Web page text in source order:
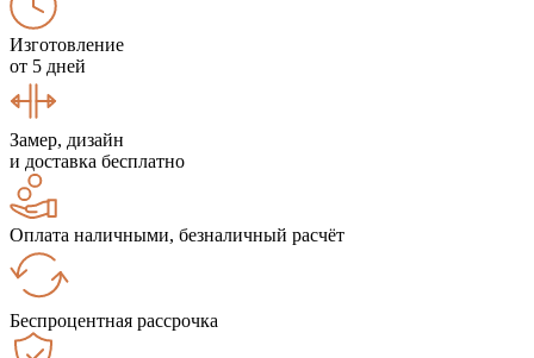
Изготовление
от 5 дней
Замер, дизайн
и доставка бесплатно
Оплата наличными, безналичный расчёт
Беспроцентная рассрочка